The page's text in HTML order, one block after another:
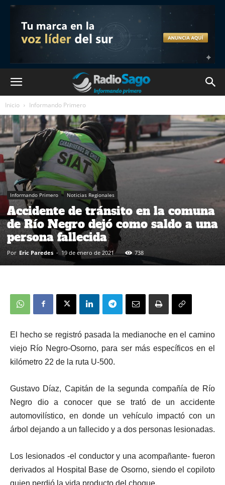
Inicio Informando Primero
Informando Primero Noticias Regionales
Accidente de tránsito en la comuna
de Río Negro dejó como saldo a una
persona fallecida
Por Eric Paredes - 19 de enero de 2021 738
El hecho se registró pasada la medianoche en el camino
viejo Río Negro-Osorno, para ser más específicos en el
kilómetro 22 de la ruta U-500.
Gustavo Díaz, Capitán de la segunda compañía de Río
Negro dio a conocer que se trató de un accidente
automovilístico, en donde un vehículo impactó con un
árbol dejando a un fallecido y a dos personas lesionadas.
Los lesionados -el conductor y una acompañante- fueron
derivados al Hospital Base de Osorno, siendo el copiloto
quien perdió la vida producto del choque.